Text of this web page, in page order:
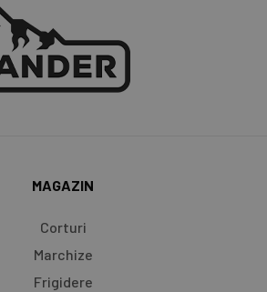
MAGAZIN
Corturi
Marchize
Frigidere